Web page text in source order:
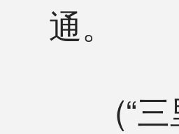
通。
(“三